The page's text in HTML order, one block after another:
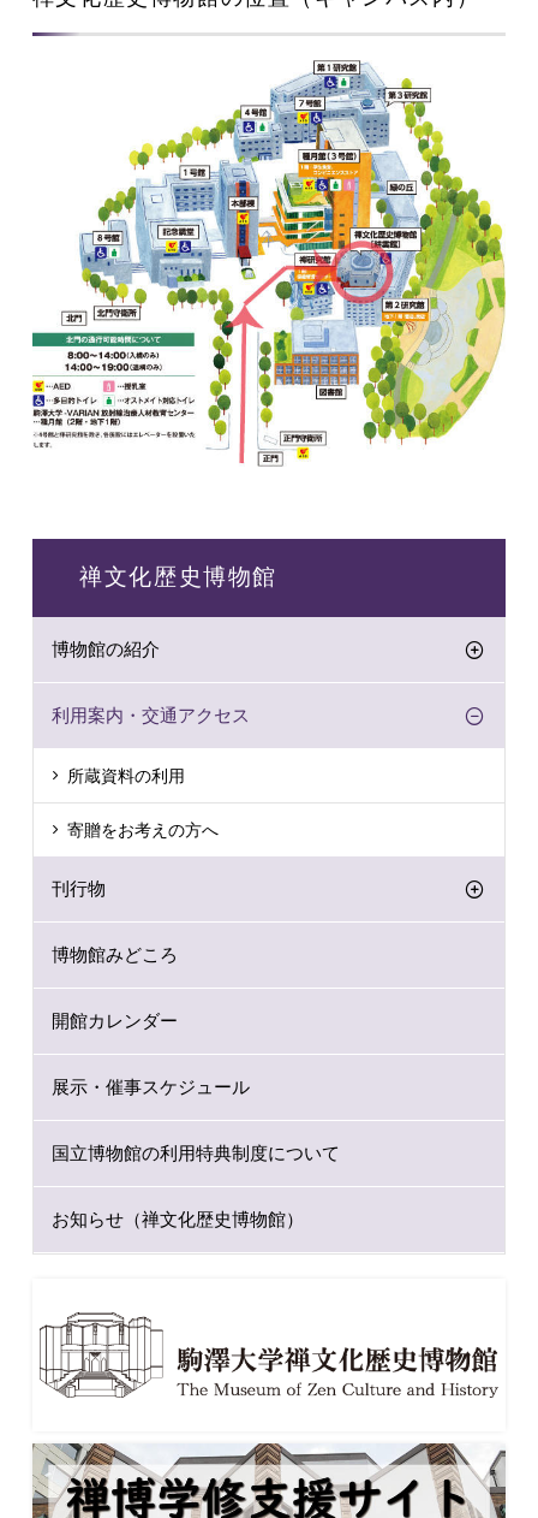
禅文化歴史博物館
博物館の紹介
利用案内・交通アクセス
所蔵資料の利用
寄贈をお考えの方へ
刊行物
博物館みどころ
開館カレンダー
展示・催事スケジュール
国立博物館の利用特典制度について
お知らせ（禅文化歴史博物館）